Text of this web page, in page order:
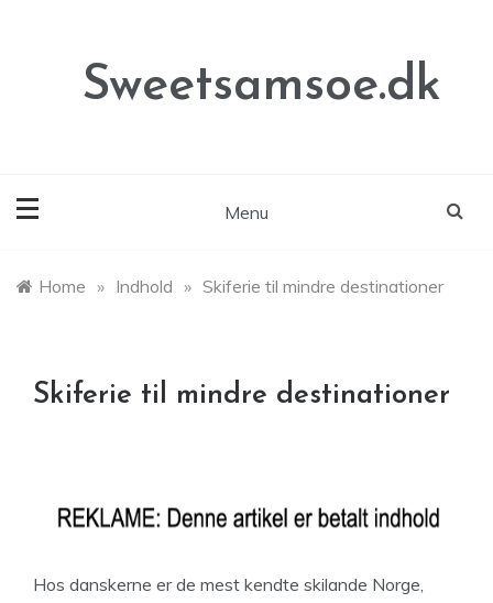
Sweetsamsoe.dk
Menu
Home » Indhold » Skiferie til mindre destinationer
Skiferie til mindre destinationer
Hos danskerne er de mest kendte skilande Norge,